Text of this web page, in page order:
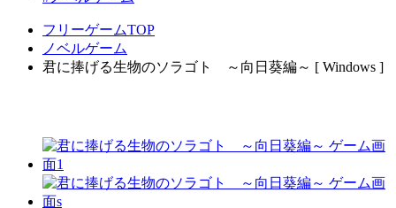
フリーゲームTOP
ノベルゲーム
君に捧げる生物のソラゴト ～向日葵編～ [ Windows ]